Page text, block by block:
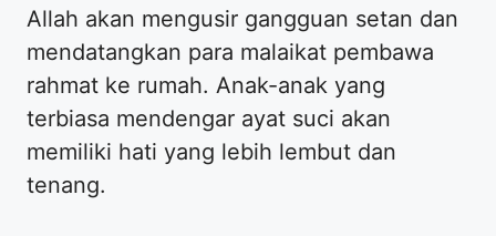
Allah akan mengusir gangguan setan dan
mendatangkan para malaikat pembawa
rahmat ke rumah. Anak-anak yang
terbiasa mendengar ayat suci akan
memiliki hati yang lebih lembut dan
tenang.